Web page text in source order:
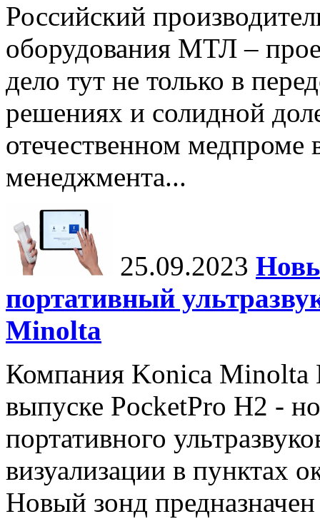
Российский
оборудования МТЛ –
дело тут не только в
решениях и солидной
отечественном медпроме
менеджмента...
25.09.2023
портативный
Minolta
Компания Konica Minolta
выпуске PocketPro H2 -
портативного
визуализации в пунктах
Новый зонд